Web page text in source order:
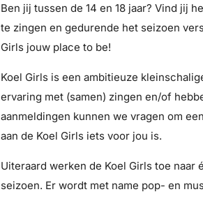
Ben jij tussen de 14 en 18 jaar? Vind jij
te zingen en gedurende het seizoen
Girls jouw place to be!
Koel Girls is een ambitieuze
ervaring met (samen) zingen en/of
aanmeldingen kunnen we vragen om
aan de Koel Girls iets voor jou is.
Uiteraard werken de Koel Girls toe
seizoen. Er wordt met name pop- en